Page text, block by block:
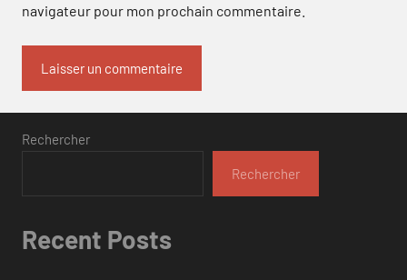
navigateur pour mon prochain commentaire.
Rechercher
Rechercher
Recent Posts